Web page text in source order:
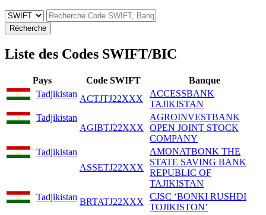
Récherche
Liste des Codes SWIFT/BIC
Pays Code SWIFT
Banque
Tadjikistan ACTJTJ22XXX
ACCESSBANK
TAJIKISTAN
Tadjikistan
AGIBTJ22XXX
AGROINVESTBANK
OPEN JOINT STOCK
COMPANY
Tadjikistan
ASSETJ22XXX
AMONATBONK THE
STATE SAVING BANK
REPUBLIC OF
TAJIKISTAN
Tadjikistan BRTATJ22XXX
CJSC ‘BONKI RUSHDI
TOJIKISTON’